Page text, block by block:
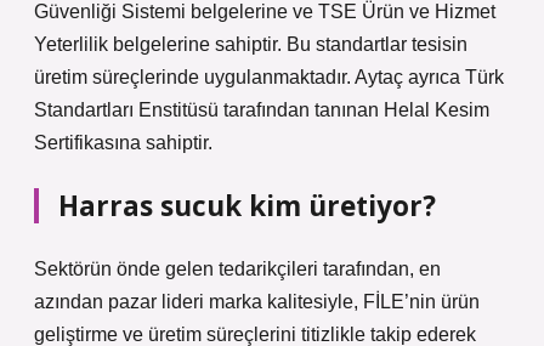
Güvenliği Sistemi belgelerine ve TSE Ürün ve Hizmet
Yeterlilik belgelerine sahiptir. Bu standartlar tesisin
üretim süreçlerinde uygulanmaktadır. Aytaç ayrıca Türk
Standartları Enstitüsü tarafından tanınan Helal Kesim
Sertifikasına sahiptir.
Harras sucuk kim üretiyor?
Sektörün önde gelen tedarikçileri tarafından, en
azından pazar lideri marka kalitesiyle, FİLE’nin ürün
geliştirme ve üretim süreçlerini titizlikle takip ederek